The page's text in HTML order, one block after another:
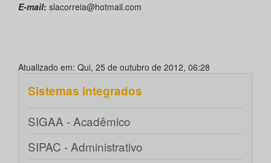
E-mail: slacorreia@hotmail.com
Atualizado em: Qui, 25 de outubro de 2012, 06:28
Sistemas integrados
SIGAA - Acadêmico
SIPAC - Administrativo